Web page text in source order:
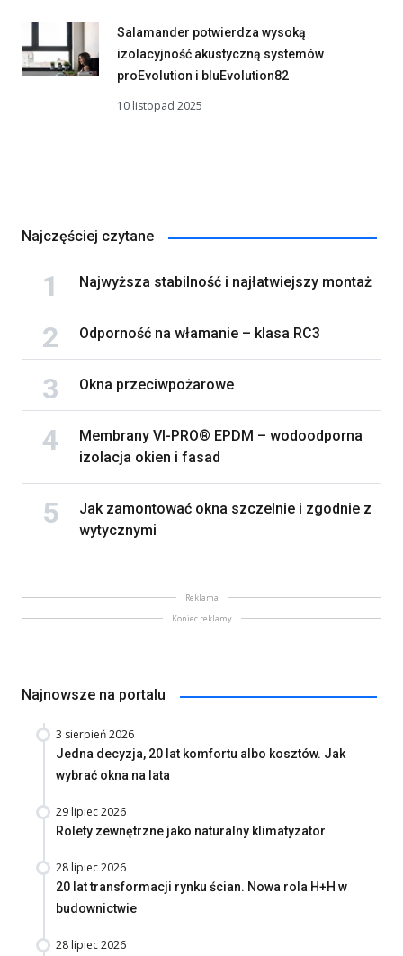
Salamander potwierdza wysoką
izolacyjność akustyczną systemów
proEvolution i bluEvolution82
10 listopad 2025
Najczęściej czytane
Najwyższa stabilność i najłatwiejszy montaż
Odporność na włamanie – klasa RC3
Okna przeciwpożarowe
Membrany VI-PRO® EPDM – wodoodporna
izolacja okien i fasad
Jak zamontować okna szczelnie i zgodnie z
wytycznymi
Reklama
Koniec reklamy
Najnowsze na portalu
3 sierpień 2026
Jedna decyzja, 20 lat komfortu albo kosztów. Jak
wybrać okna na lata
29 lipiec 2026
Rolety zewnętrzne jako naturalny klimatyzator
28 lipiec 2026
20 lat transformacji rynku ścian. Nowa rola H+H w
budownictwie
28 lipiec 2026